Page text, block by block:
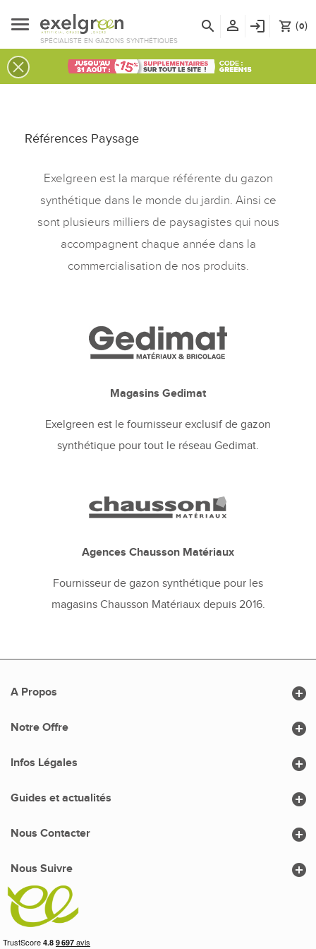
SPÉCIALISTE EN GAZONS SYNTHÉTIQUES
shopping_cart (0)
login
person_outline
search
Références Paysage
Exelgreen est la marque référente du gazon
synthétique dans le monde du jardin. Ainsi ce
sont plusieurs milliers de paysagistes qui nous
accompagnent chaque année dans la
commercialisation de nos produits.
Magasins Gedimat
Exelgreen est le fournisseur exclusif de gazon
synthétique pour tout le réseau Gedimat.
Agences Chausson Matériaux
Fournisseur de gazon synthétique pour les
magasins Chausson Matériaux depuis 2016.
A Propos 
Notre Offre 
Nous Contacter 
Nous Suivre 
Infos Légales 
Guides et actualités 